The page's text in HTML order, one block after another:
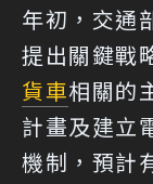
年初，交通
提出關鍵戰
貨車相關的
計畫及建立
機制，預計